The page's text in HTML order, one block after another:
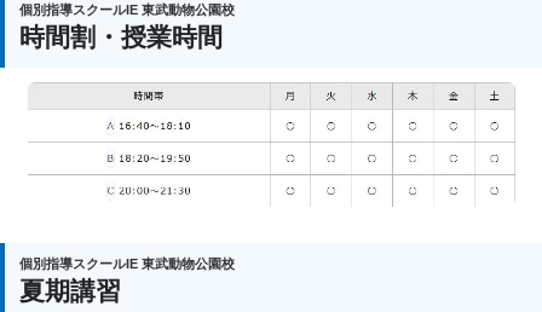
個別指導スクールIE 東武動物公園校
時間割・授業時間
個別指導スクールIE 東武動物公園校
夏期講習